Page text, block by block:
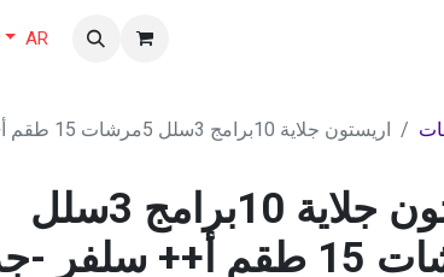
AR
اريستون جلاية 10برامج 3سلل 5مرشات 15 طقم أ++ سلفر -جديد
اريستون جلاية 10برامج 3سلل